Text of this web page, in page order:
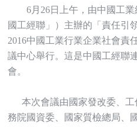
6月26日上午，由中國工業
國工經聯」）主辦的「責任
2016中國工業行業企業社會責
議中心舉行。這是中國工經聯
會。
本次會議由國家發改委、工
務院國資委、國家質檢總局、